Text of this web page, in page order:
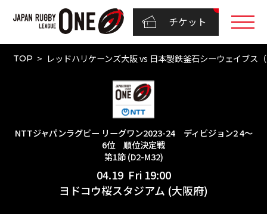
チケット
TOP レッドハリケーンズ大阪 vs 日本製鉄釜石シーウェイブ
NTTジャパンラグビー リーグワン2023-24 ディビジョン2 4〜
6位 順位決定戦
第1節 (D2-M32)
04.19 Fri 19:00
ヨドコウ桜スタジアム (大阪府)